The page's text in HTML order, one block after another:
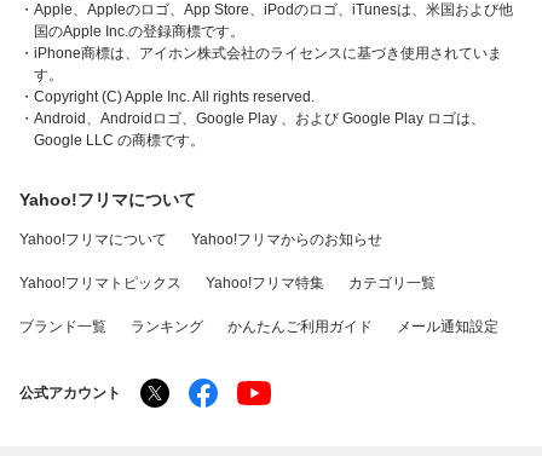
・Apple、Appleのロゴ、App Store、iPodのロゴ、iTunesは、米国および他
国のApple Inc.の登録商標です。
・iPhone商標は、アイホン株式会社のライセンスに基づき使用されていま
す。
・Copyright (C) Apple Inc. All rights reserved.
・Android、Androidロゴ、Google Play 、および Google Play ロゴは、
Google LLC の商標です。
Yahoo!フリマについて
Yahoo!フリマについて Yahoo!フリマからのお知らせ
Yahoo!フリマトピックス Yahoo!フリマ特集 カテゴリ一覧
ブランド一覧 ランキング かんたんご利用ガイド メール通知設定
公式アカウント